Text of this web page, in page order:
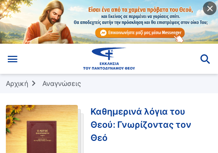
Αρχική Αναγνώσεις
Καθημερινά λόγια του
Θεού: Γνωρίζοντας τον
Θεό